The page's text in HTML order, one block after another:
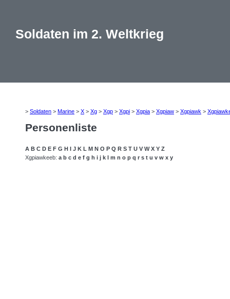
Soldaten im 2. Weltkrieg
> Soldaten > Marine > X > Xg > Xgp > Xgpi > Xgpia > Xgpiaw > Xgpiawk >
Personenliste
A B C D E F G H I J K L M N O P Q R S T U V W X Y Z
Xgpiawkeeb: a b c d e f g h i j k l m n o p q r s t u v w x y